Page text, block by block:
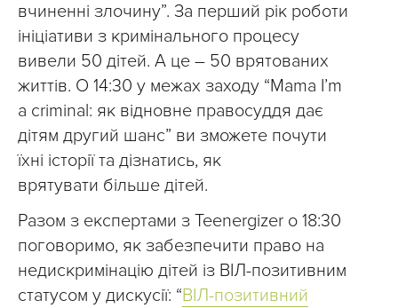
вчиненні злочину”. За перший рік роботи
ініціативи з кримінального процесу
вивели 50 дітей. А це – 50 врятованих
життів. О 14:30 у межах заходу “Mama I’m
a criminal: як відновне правосуддя дає
дітям другий шанс” ви зможете почути
їхні історії та дізнатись, як
врятувати більше дітей.
Разом з експертами з Teenergizer о 18:30
поговоримо, як забезпечити право на
недискримінацію дітей із ВІЛ-позитивним
статусом у дискусії: “ВІЛ-позитивний